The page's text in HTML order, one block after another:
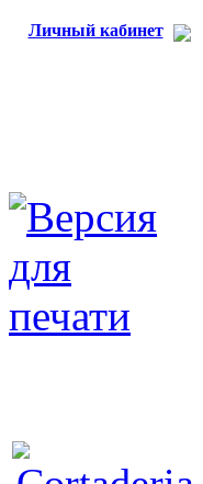
Личный кабинет